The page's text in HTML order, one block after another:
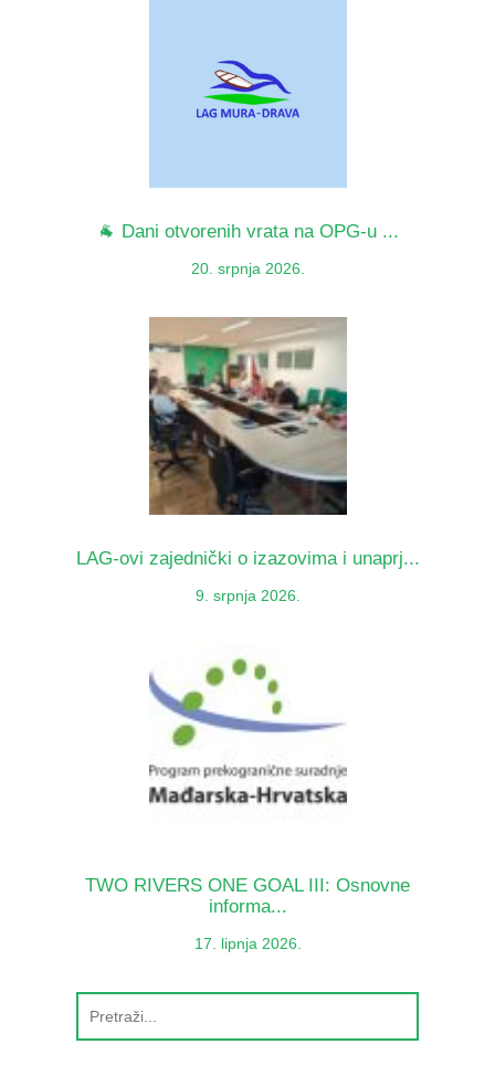
🐐 Dani otvorenih vrata na OPG-u ...
20. srpnja 2026.
LAG-ovi zajednički o izazovima i unaprj...
9. srpnja 2026.
TWO RIVERS ONE GOAL III: Osnovne
informa...
17. lipnja 2026.